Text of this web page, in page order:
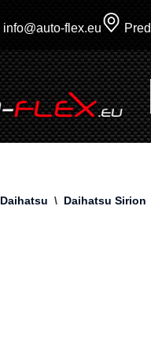
info@auto-flex.eu
Daihatsu \ Daihatsu Sirion